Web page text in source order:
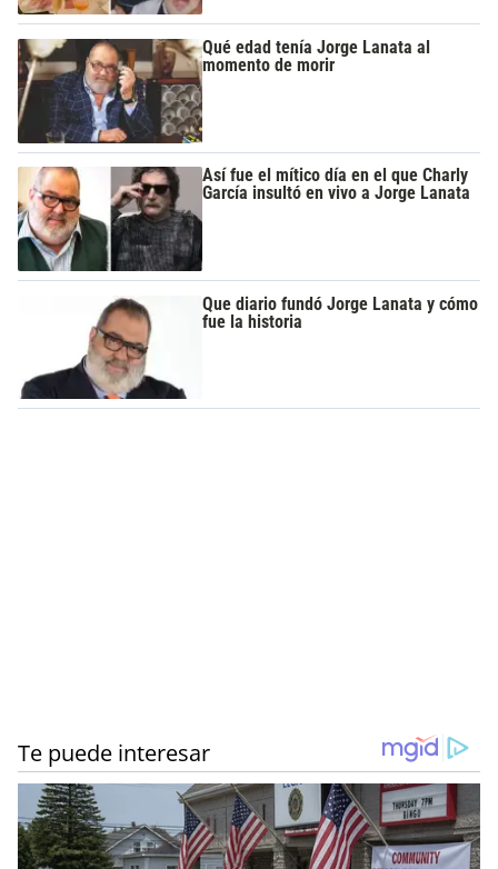
Qué edad tenía Jorge Lanata al
momento de morir
Así fue el mítico día en el que Charly
García insultó en vivo a Jorge Lanata
Que diario fundó Jorge Lanata y cómo
fue la historia